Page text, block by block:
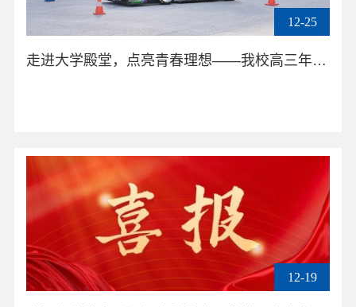
12-25
走进大学殿堂，点亮青春理想——我校高三年级赴深圳技术大学参观学习纪实
12-19